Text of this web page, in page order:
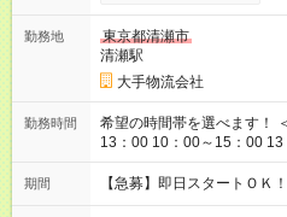
勤務地
東京都清瀬市
清瀬駅
大手物流会社
勤務時間
希望の時間帯を選べます！
13：00 10：00～15：00
シフト例：8時間～＞ ・10
22：00～翌6：00 など！是
期間 【急募】即日スタートＯＫ